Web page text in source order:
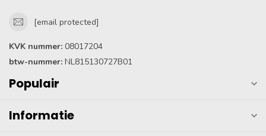
[email protected]
KVK nummer: 08017204
btw-nummer: NL815130727B01
Populair
Informatie